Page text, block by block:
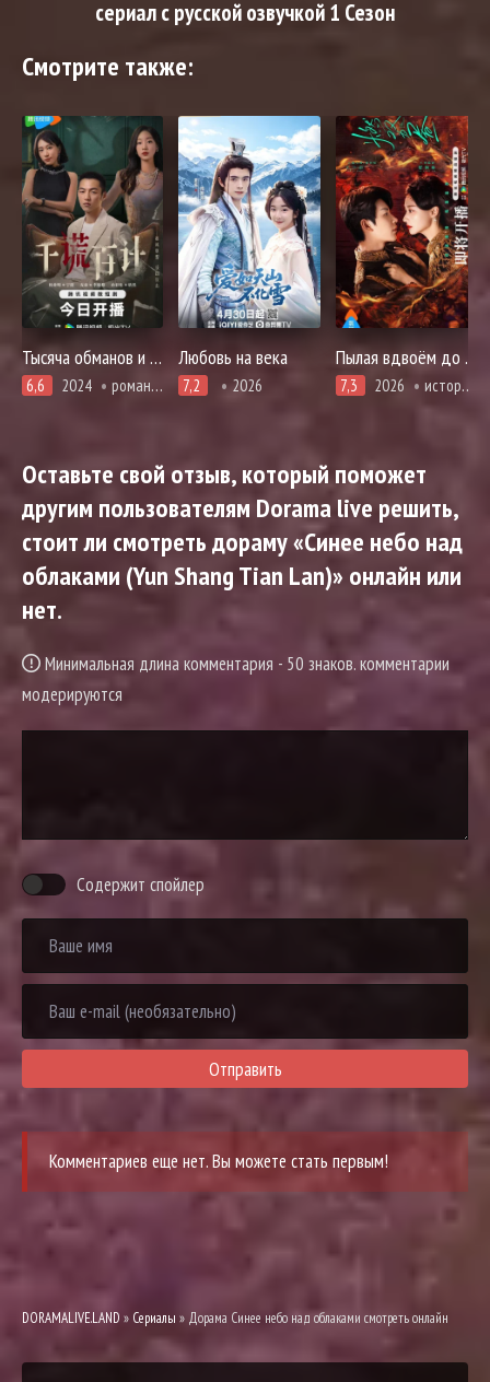
сериал с русской озвучкой 1 Сезон
Смотрите также:
Тысяча обманов и сотня планов
6,6 2024 романтика, триллер
Любовь на века
7,2 2026
Пылая вдвоём до рассвета
7,3 2026 история, романтика
Оставьте свой отзыв, который поможет
другим пользователям Dorama live решить,
стоит ли смотреть дораму «Синее небо над
облаками (Yun Shang Tian Lan)» онлайн или
нет.
Минимальная длина комментария - 50 знаков. комментарии
модерируются
Содержит спойлер
Отправить
Комментариев еще нет. Вы можете стать первым!
DORAMALIVE.LAND » Сериалы » Дорама Синее небо над облаками смотреть онлайн